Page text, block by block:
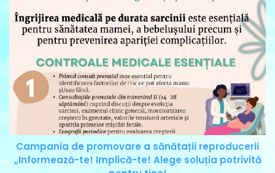
Campania de promovare a sănătații reproducerii
„Informează-te! Implică-te! Alege soluția potrivită